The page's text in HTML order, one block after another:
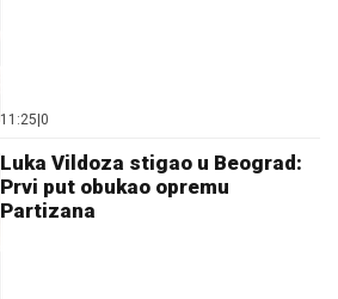
11:25|0
Luka Vildoza stigao u Beograd:
Prvi put obukao opremu
Partizana